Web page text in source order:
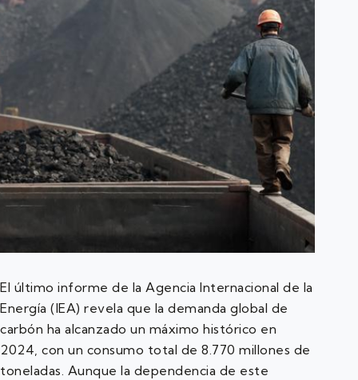
El último informe de la Agencia Internacional de la
Energía (IEA) revela que la demanda global de
carbón ha alcanzado un máximo histórico en
2024, con un consumo total de 8.770 millones de
toneladas. Aunque la dependencia de este